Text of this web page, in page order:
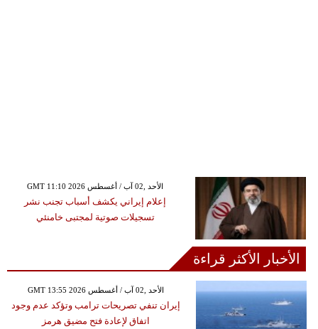
GMT 11:10 2026 الأحد ,02 آب / أغسطس
إعلام إيراني يكشف أسباب تجنب نشر
تسجيلات صوتية لمجتبى خامنئي
الأخبار الأكثر قراءة
GMT 13:55 2026 الأحد ,02 آب / أغسطس
إيران تنفي تصريحات ترامب وتؤكد عدم وجود
اتفاق لإعادة فتح مضيق هرمز